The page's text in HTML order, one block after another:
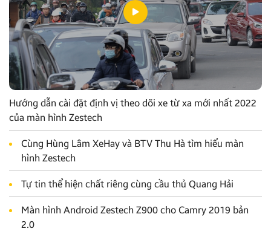
Hướng dẫn cài đặt định vị theo dõi xe từ xa mới nhất 2022
của màn hình Zestech
Cùng Hùng Lâm XeHay và BTV Thu Hà tìm hiểu màn
hình Zestech
Tự tin thể hiện chất riêng cùng cầu thủ Quang Hải
Màn hình Android Zestech Z900 cho Camry 2019 bản
2.0